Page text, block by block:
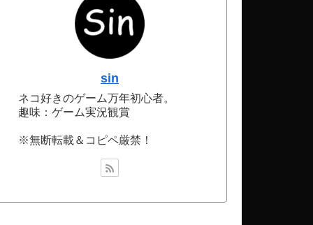
sin
ネコ好きのゲーム万年初心者。
趣味：ゲーム実況観賞
※無断転載＆コピペ厳禁！